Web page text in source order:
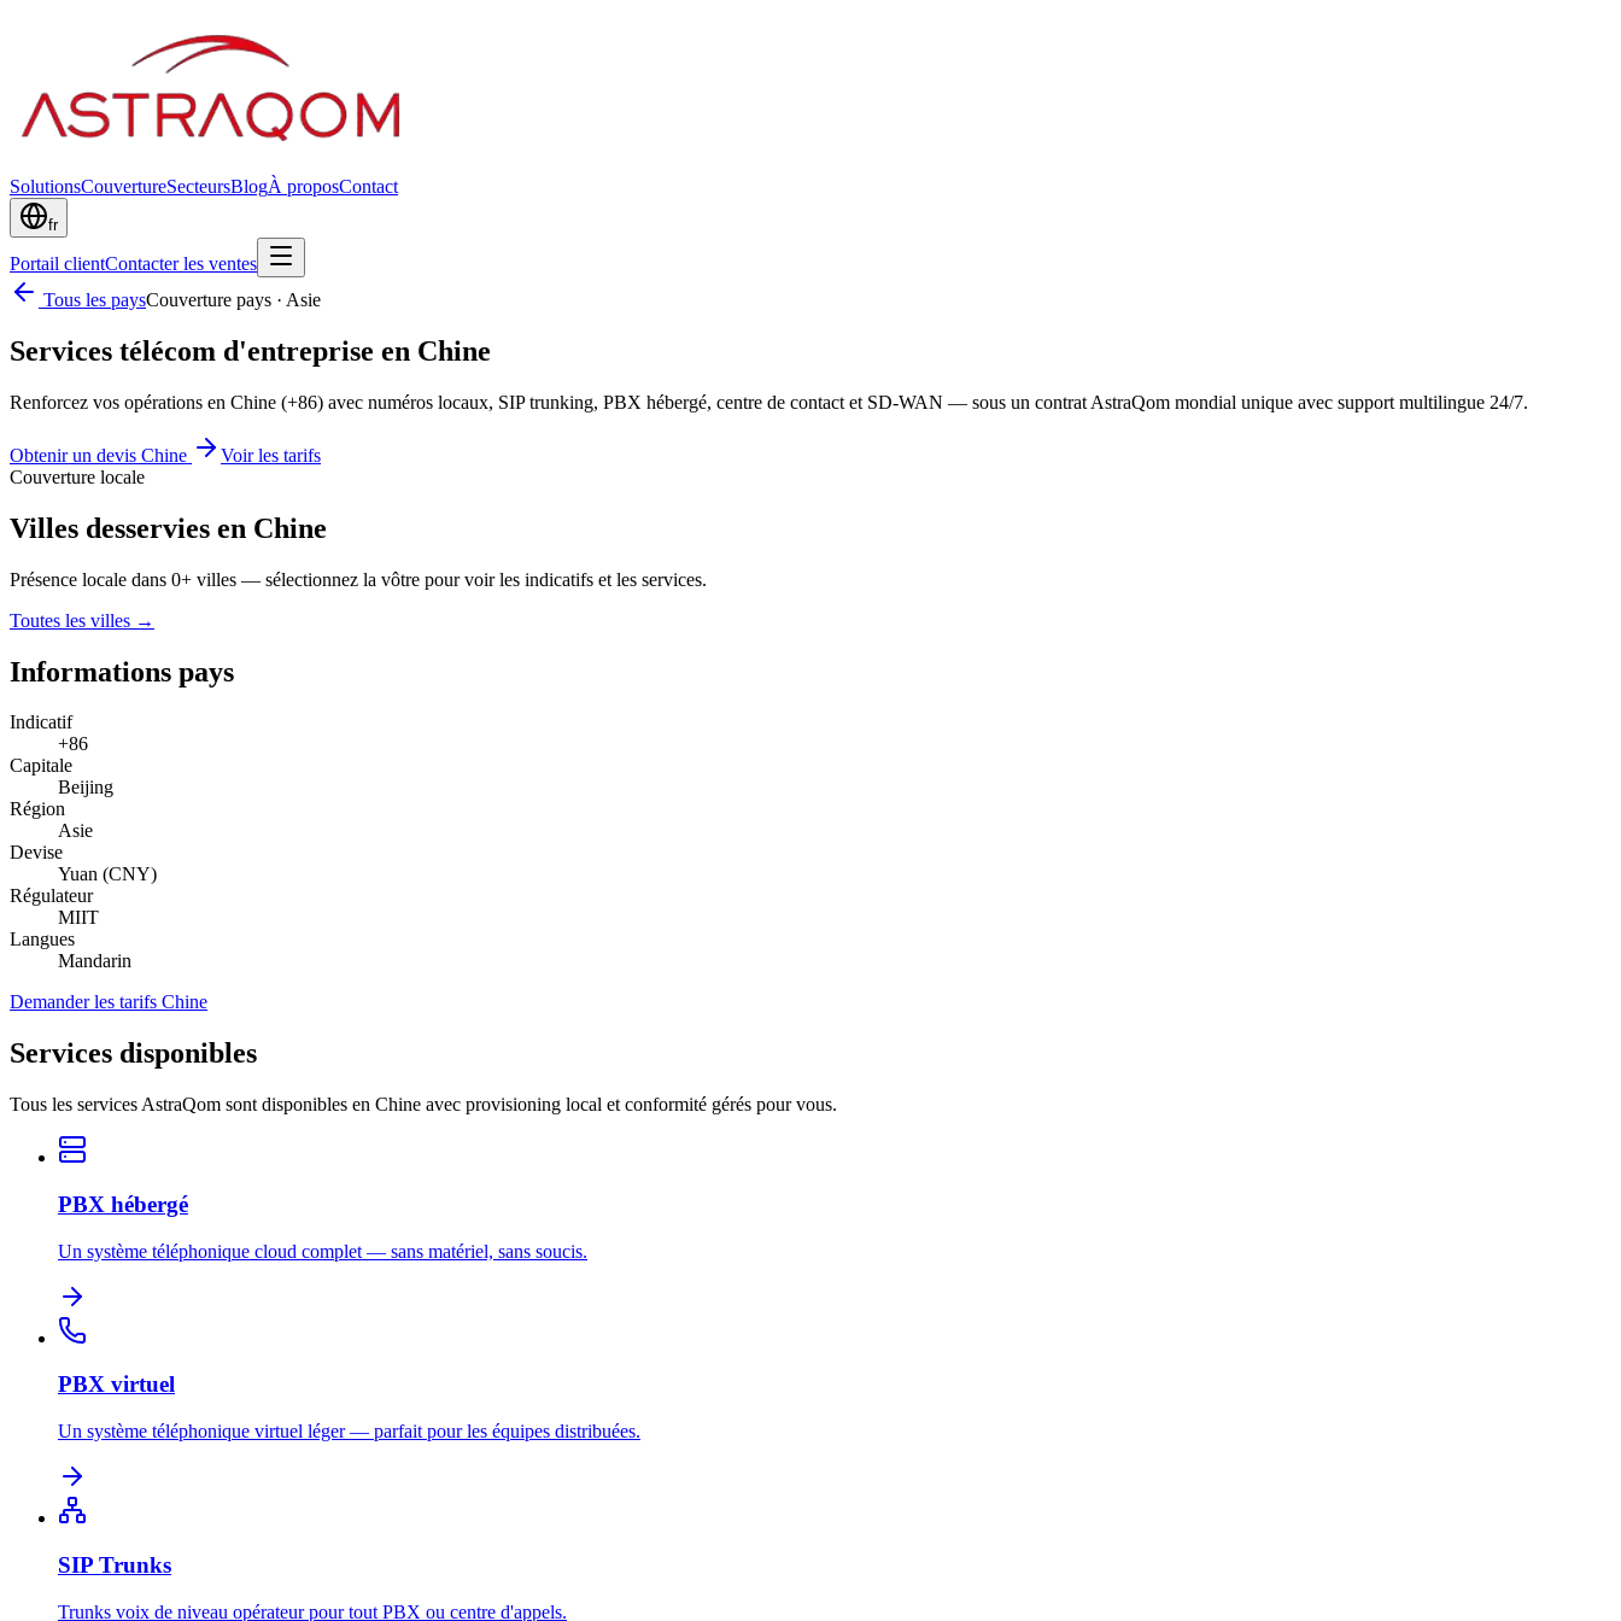
SolutionsCouvertureSecteursBlogÀ proposContact
fr
Portail clientContacter les ventes
Tous les paysCouverture pays · Asie
Services télécom d'entreprise en Chine
Renforcez vos opérations en Chine (+86) avec numéros locaux, SIP trunking, PBX hébergé, centre de contact et SD-WAN — sous un contrat AstraQom mondial unique avec support multilingue 24/7.
Obtenir un devis Chine
Voir les tarifs
Couverture locale
Villes desservies en Chine
Présence locale dans 0+ villes — sélectionnez la vôtre pour voir les indicatifs et les services.
Toutes les villes →
Informations pays
Indicatif
+86
Capitale
Beijing
Région
Asie
Devise
Yuan (CNY)
Régulateur
MIIT
Langues
Mandarin
Demander les tarifs Chine
Services disponibles
Tous les services AstraQom sont disponibles en Chine avec provisioning local et conformité gérés pour vous.
PBX hébergé
Un système téléphonique cloud complet — sans matériel, sans soucis.
PBX virtuel
Un système téléphonique virtuel léger — parfait pour les équipes distribuées.
SIP Trunks
Trunks voix de niveau opérateur pour tout PBX ou centre d'appels.